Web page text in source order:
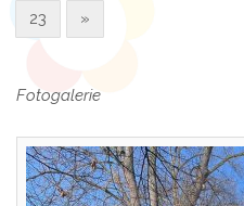
23 »
Fotogalerie